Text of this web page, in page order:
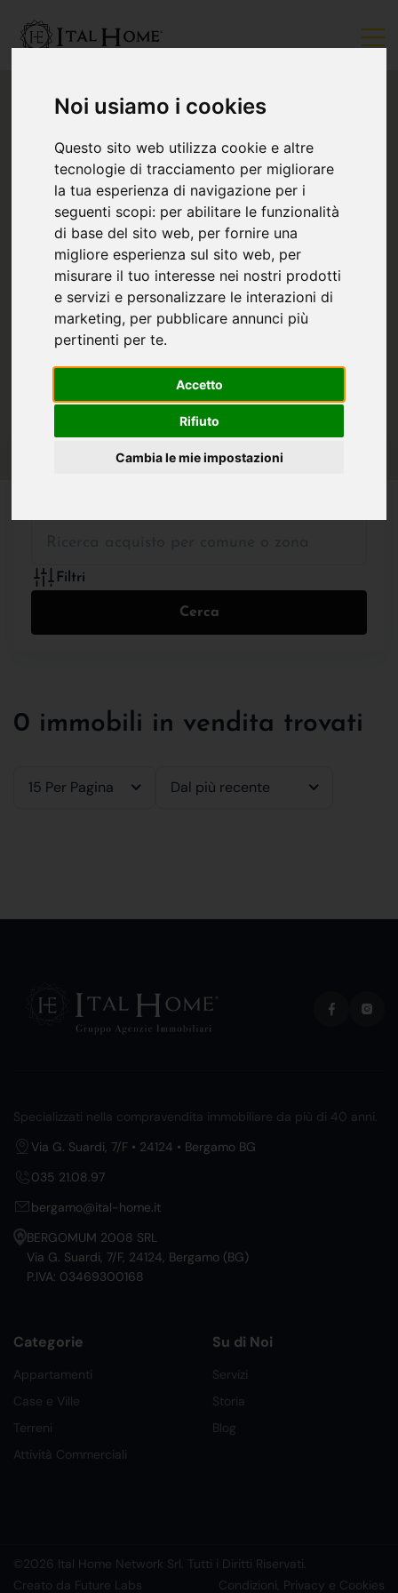
Noi usiamo i cookies
Questo sito web utilizza cookie e altre
tecnologie di tracciamento per migliorare
la tua esperienza di navigazione per i
seguenti scopi: per abilitare le funzionalità
di base del sito web, per fornire una
migliore esperienza sul sito web, per
misurare il tuo interesse nei nostri prodotti
e servizi e personalizzare le interazioni di
marketing, per pubblicare annunci più
pertinenti per te.
Accetto
Rifiuto
Cambia le mie impostazioni
Filtri
Cerca
0 immobili in vendita trovati
15 Per Pagina Dal più recente
Specializzati nella compravendita immobiliare da più di 40 anni.
Via G. Suardi, 7/F • 24124 • Bergamo BG
035 21.08.97
bergamo@ital-home.it
BERGOMUM 2008 SRL
Via G. Suardi, 7/F, 24124, Bergamo (BG)
P.IVA: 03469300168
Categorie
Appartamenti
Case e Ville
Terreni
Attività Commerciali
Su di Noi
Servizi
Storia
Blog
©2026 Ital Home Network Srl. Tutti i Diritti Riservati.
Creato da Future Labs
Condizioni, Privacy e Cookies